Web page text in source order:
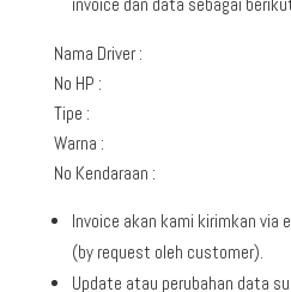
invoice dan data sebagai
Nama Driver :
No HP :
Tipe :
Warna :
No Kendaraan :
Invoice akan kami kirimkan via
(by request oleh customer).
Update atau perubahan data